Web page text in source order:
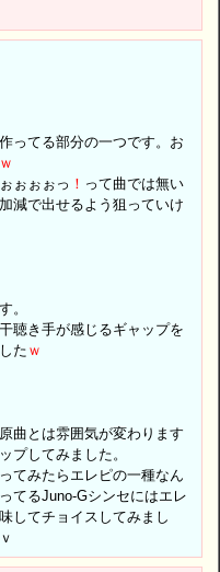
ってる部分の一つです。お
ｗ
ぉぉぉっ ！ って曲では無い
減で出せるよう狙っていけ
。
聴き手が感じるギャップを
たｗ
曲とは雰囲気が変わります
プしてみました。
てみたらエレピの一種なん
てるJuno-Gシンセにはエレ
してチョイスしてみまし